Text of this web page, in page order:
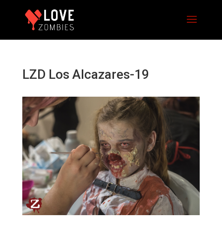
LZD Los Alcazares-19